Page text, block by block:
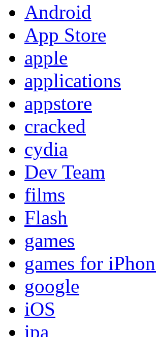
Android
App Store
apple
applications
appstore
cracked
cydia
Dev Team
films
Flash
games
games for
google
iOS
ipa